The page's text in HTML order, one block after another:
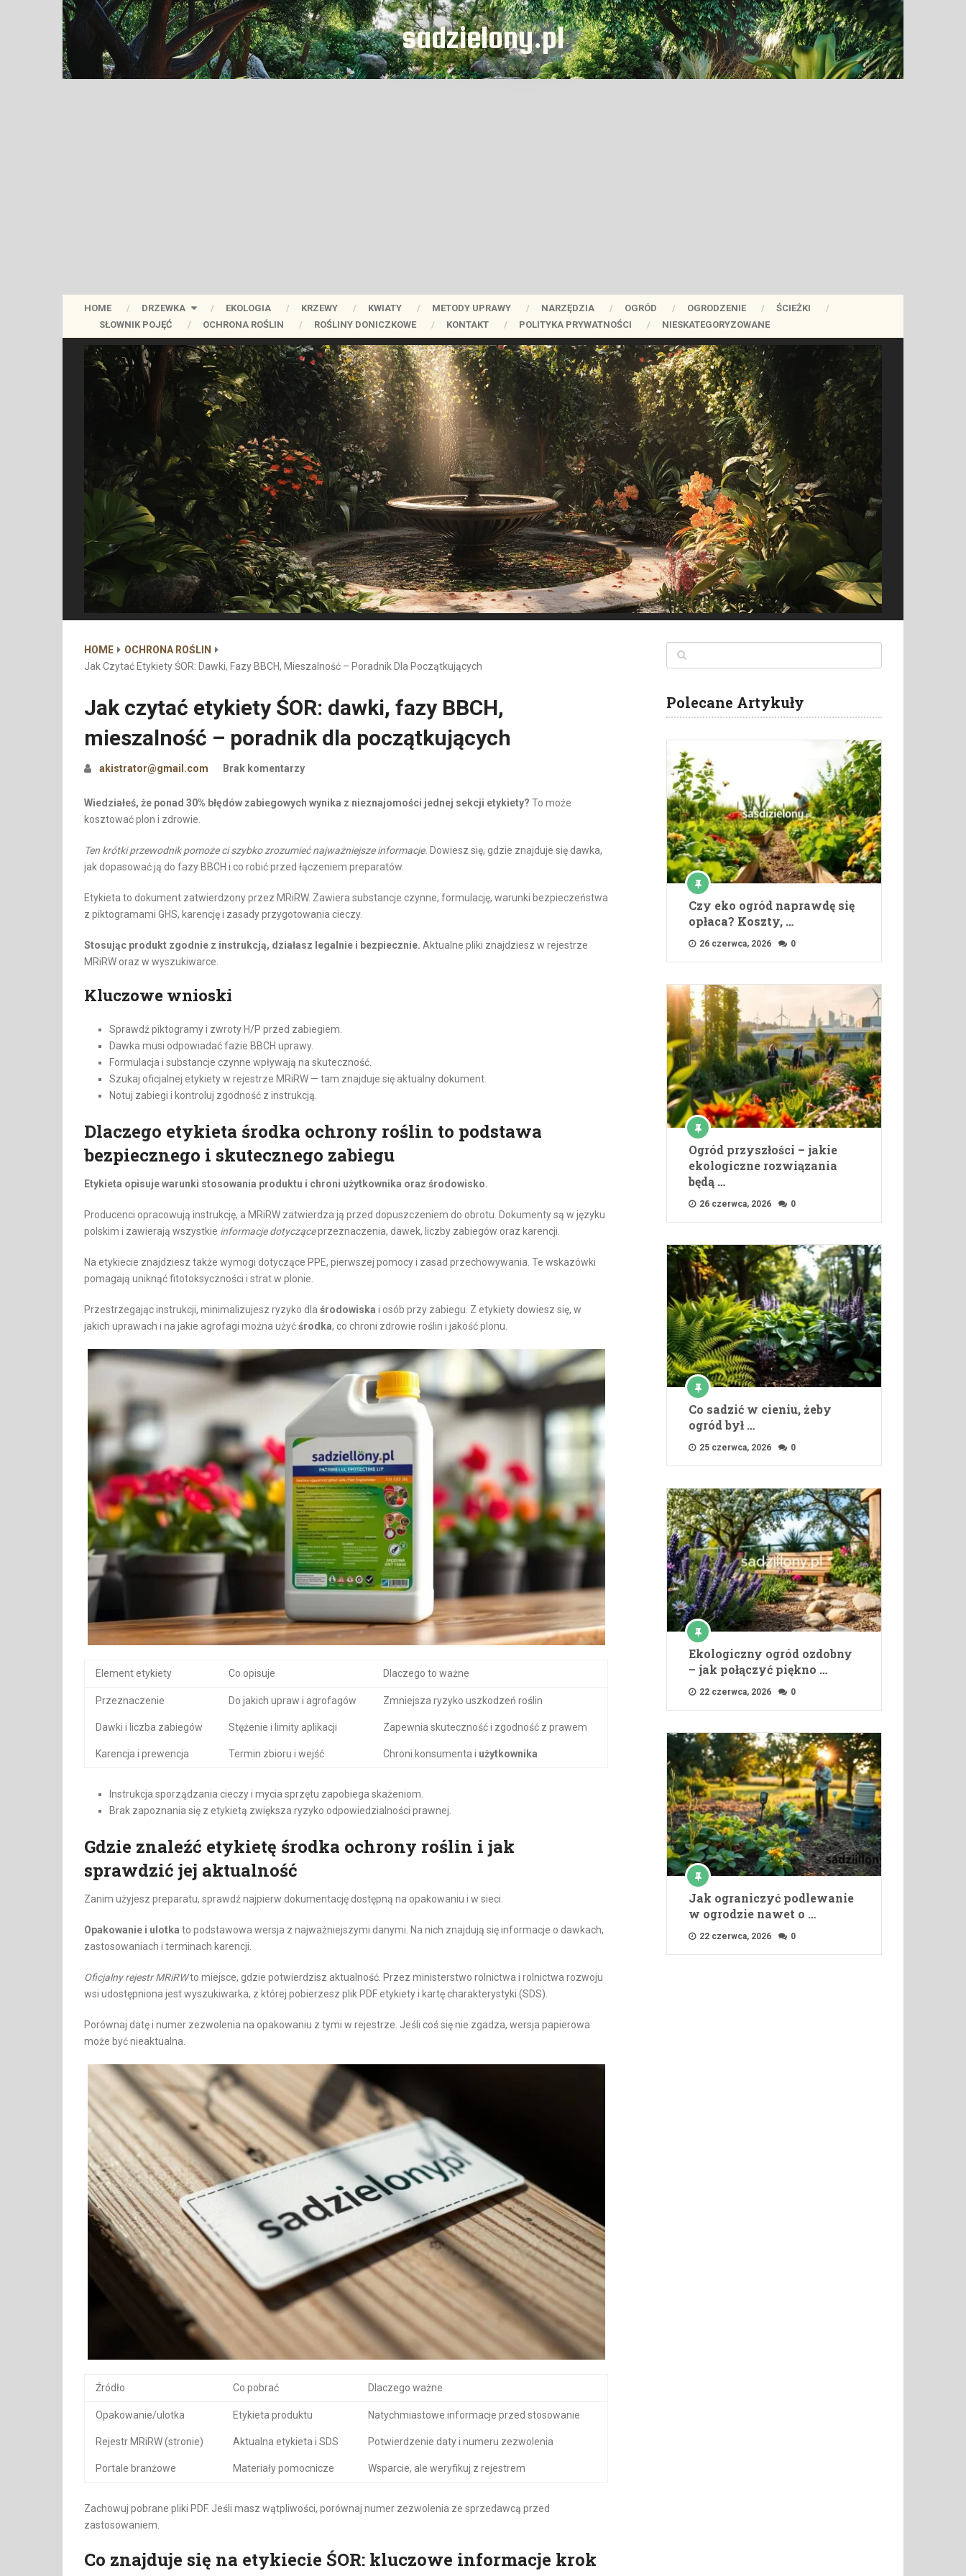
sadzielony.pl
HOME DRZEWKA EKOLOGIA KRZEWY KWIATY METODY UPRAWY NARZĘDZIA OGRÓD OGRODZENIE
ŚCIEŻKI
SŁOWNIK POJĘĆ
OCHRONA ROŚLIN ROŚLINY DONICZKOWE KONTAKT POLITYKA PRYWATNOŚCI NIESKATEGORYZOWANE
HOME
OCHRONA ROŚLIN
Jak Czytać Etykiety ŚOR: Dawki, Fazy BBCH, Mieszalność – Poradnik Dla Początkujących
Jak czytać etykiety ŚOR: dawki, fazy BBCH,
mieszalność – poradnik dla początkujących
akistrator@gmail.com Brak komentarzy
Wiedziałeś, że ponad 30% błędów zabiegowych wynika z nieznajomości jednej sekcji etykiety? To może
kosztować plon i zdrowie.
Ten krótki przewodnik pomoże ci szybko zrozumieć najważniejsze informacje. Dowiesz się, gdzie znajduje się dawka,
jak dopasować ją do fazy BBCH i co robić przed łączeniem preparatów.
Etykieta to dokument zatwierdzony przez MRiRW. Zawiera substancje czynne, formulację, warunki bezpieczeństwa
z piktogramami GHS, karencję i zasady przygotowania cieczy.
Stosując produkt zgodnie z instrukcją, działasz legalnie i bezpiecznie. Aktualne pliki znajdziesz w rejestrze
MRiRW oraz w wyszukiwarce.
Kluczowe wnioski
Sprawdź piktogramy i zwroty H/P przed zabiegiem.
Dawka musi odpowiadać fazie BBCH uprawy.
Formulacja i substancje czynne wpływają na skuteczność.
Szukaj oficjalnej etykiety w rejestrze MRiRW — tam znajduje się aktualny dokument.
Notuj zabiegi i kontroluj zgodność z instrukcją.
Dlaczego etykieta środka ochrony roślin to podstawa
bezpiecznego i skutecznego zabiegu
Etykieta opisuje warunki stosowania produktu i chroni użytkownika oraz środowisko.
Producenci opracowują instrukcję, a MRiRW zatwierdza ją przed dopuszczeniem do obrotu. Dokumenty są w języku
polskim i zawierają wszystkie informacje dotycząceprzeznaczenia, dawek, liczby zabiegów oraz karencji.
Na etykiecie znajdziesz także wymogi dotyczące PPE, pierwszej pomocy i zasad przechowywania. Te wskazówki
pomagają uniknąć fitotoksyczności i strat w plonie.
Przestrzegając instrukcji, minimalizujesz ryzyko dla środowiska i osób przy zabiegu. Z etykiety dowiesz się, w
jakich uprawach i na jakie agrofagi można użyćśrodka, co chroni zdrowie roślin i jakość plonu.
Element etykiety Co opisuje Dlaczego to ważne
Przeznaczenie Do jakich upraw i agrofagów Zmniejsza ryzyko uszkodzeń roślin
Dawki i liczba zabiegów Stężenie i limity aplikacji Zapewnia skuteczność i zgodność z prawem
Karencja i prewencja Termin zbioru i wejść Chroni konsumenta i użytkownika
Instrukcja sporządzania cieczy i mycia sprzętu zapobiega skażeniom.
Brak zapoznania się z etykietą zwiększa ryzyko odpowiedzialności prawnej.
Gdzie znaleźć etykietę środka ochrony roślin i jak
sprawdzić jej aktualność
Zanim użyjesz preparatu, sprawdź najpierw dokumentację dostępną na opakowaniu i w sieci.
Opakowanie i ulotka to podstawowa wersja z najważniejszymi danymi. Na nich znajdują się informacje o dawkach,
zastosowaniach i terminach karencji.
Oficjalny rejestr MRiRWto miejsce, gdzie potwierdzisz aktualność. Przez ministerstwo rolnictwa i rolnictwa rozwoju
wsi udostępniona jest wyszukiwarka, z której pobierzesz plik PDF etykiety i kartę charakterystyki (SDS).
Porównaj datę i numer zezwolenia na opakowaniu z tymi w rejestrze. Jeśli coś się nie zgadza, wersja papierowa
może być nieaktualna.
Źródło Co pobrać Dlaczego ważne
Opakowanie/ulotka Etykieta produktu Natychmiastowe informacje przed stosowanie
Rejestr MRiRW (stronie) Aktualna etykieta i SDS Potwierdzenie daty i numeru zezwolenia
Portale branżowe Materiały pomocnicze Wsparcie, ale weryfikuj z rejestrem
Zachowuj pobrane pliki PDF. Jeśli masz wątpliwości, porównaj numer zezwolenia ze sprzedawcą przed
zastosowaniem.
Co znajduje się na etykiecie ŚOR: kluczowe informacje krok
Polecane Artykuły
Czy eko ogród naprawdę się
opłaca? Koszty, …
26 czerwca, 2026 0
Ogród przyszłości – jakie
ekologiczne rozwiązania
będą …
26 czerwca, 2026 0
Co sadzić w cieniu, żeby
ogród był …
25 czerwca, 2026 0
Ekologiczny ogród ozdobny
– jak połączyć piękno …
22 czerwca, 2026 0
Jak ograniczyć podlewanie
w ogrodzie nawet o …
22 czerwca, 2026 0